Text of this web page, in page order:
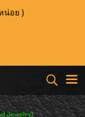
น่อย )
Jewelry)